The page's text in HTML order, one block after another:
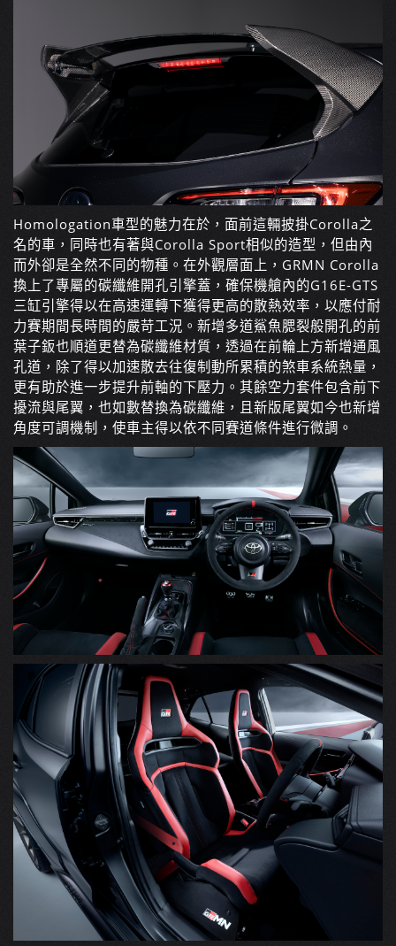
Homologation車型的魅力在於，面前這輛披掛Corolla之
名的車，同時也有著與Corolla Sport相似的造型，但由內
而外卻是全然不同的物種。在外觀層面上，GRMN Corolla
換上了專屬的碳纖維開孔引擎蓋，確保機艙內的G16E-GTS
三缸引擎得以在高速運轉下獲得更高的散熱效率，以應付耐
力賽期間長時間的嚴苛工況。新增多道鯊魚腮裂般開孔的前
葉子鈑也順道更替為碳纖維材質，透過在前輪上方新增通風
孔道，除了得以加速散去往復制動所累積的煞車系統熱量，
更有助於進一步提升前軸的下壓力。其餘空力套件包含前下
擾流與尾翼，也如數替換為碳纖維，且新版尾翼如今也新增
角度可調機制，使車主得以依不同賽道條件進行微調。